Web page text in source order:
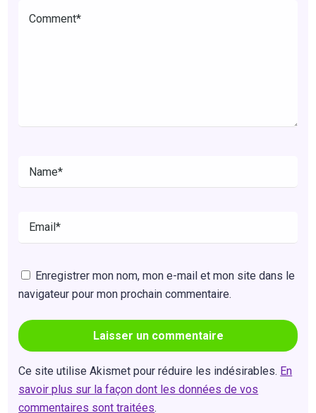
Enregistrer mon nom, mon e-mail et mon site dans le
navigateur pour mon prochain commentaire.
Ce site utilise Akismet pour réduire les indésirables. En
savoir plus sur la façon dont les données de vos
commentaires sont traitées.